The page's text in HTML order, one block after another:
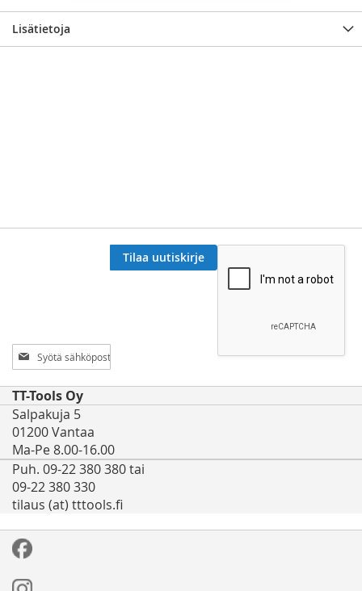
Lisätietoja
Tilaa
uutiskirjeemme:
Tilaa uutiskirje
TT-Tools Oy
Salpakuja 5
01200 Vantaa
Ma-Pe 8.00-16.00
Puh. 09-22 380 380 tai
09-22 380 330
tilaus (at) tttools.fi